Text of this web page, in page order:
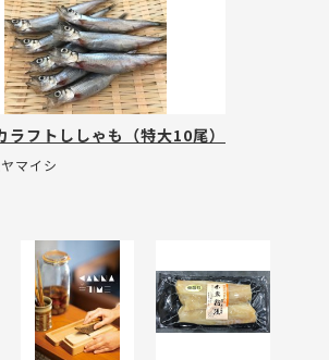
ラフトししゃも（特大10尾）
マイシ